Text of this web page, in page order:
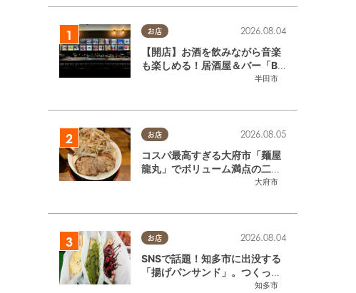
お店
半田市
2026.08.04
【開店】お酒を飲みながら音楽
も楽しめる！居酒屋＆バー「BL
OOMY（ブルーミー）」が7/3
お店
大府市
2026.08.05
コスパ最高すぎる大府市「麺屋
龍丸」でボリューム満点の二郎
系ラーメンを堪能してきた
お店
知多市
2026.08.04
SNSで話題！知多市に出没する
「揚げパンサンド」。つくって
いるのはお祭りお兄さん!?【ち